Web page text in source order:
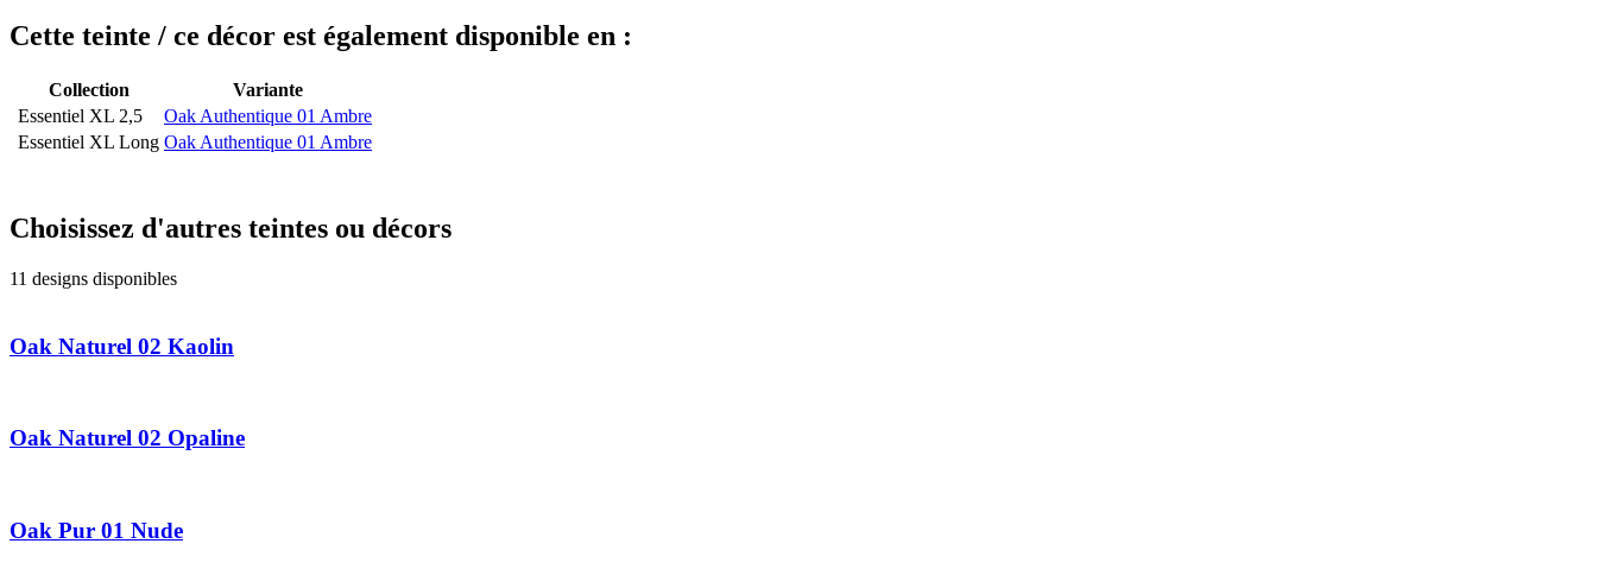
Cette teinte / ce décor est également disponible en :
Collection
Variante
Essentiel XL 2,5
Oak Authentique 01 Ambre
Essentiel XL Long Oak Authentique 01 Ambre
Choisissez d'autres teintes ou décors
11 designs disponibles
Oak Naturel 02 Kaolin
Oak Naturel 02 Opaline
Oak Pur 01 Nude